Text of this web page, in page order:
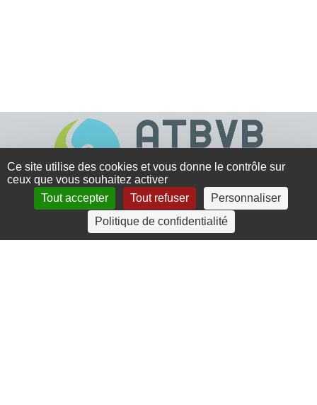
4 rue Crec’h-Ugen
22810 Belle Isle en Terre
Ce site utilise des cookies et vous donne le contrôle sur
ceux que vous souhaitez activer
Tout accepter
Tout refuser
Personnaliser
Politique de confidentialité